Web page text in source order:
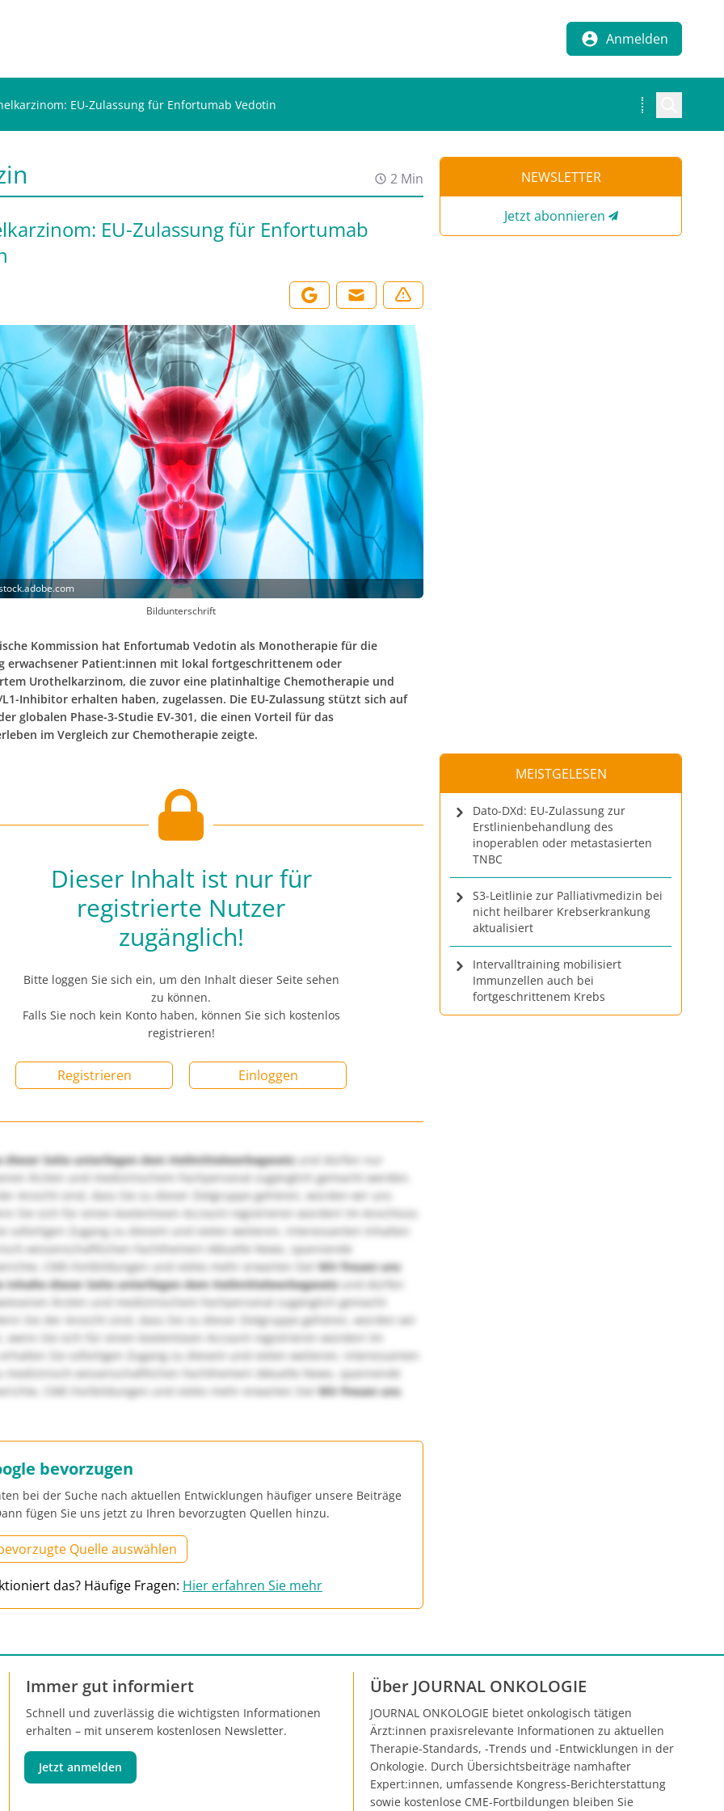
Anmelden
EU-Zulassung für Enfortumab Vedotin
2 Min
EU-Zulassung für Enfortumab
Bildunterschrift
Kommission hat Enfortumab Vedotin als Monotherapie für die
erwachsener Patient:innen mit lokal fortgeschrittenem oder
Urothelkarzinom, die zuvor eine platinhaltige Chemotherapie und
Inhibitor erhalten haben, zugelassen. Die EU-Zulassung stützt sich auf
globalen Phase-3-Studie EV-301, die einen Vorteil für das
im Vergleich zur Chemotherapie zeigte.
Dieser Inhalt ist nur für
registrierte Nutzer
zugänglich!
Bitte loggen Sie sich ein, um den Inhalt dieser Seite sehen
zu können.
Falls Sie noch kein Konto haben, können Sie sich kostenlos
registrieren!
Registrieren Einloggen
dieser Seite unterliegen dem Heilmittelwerbegesetzund dürfen nur
Ärzten und medizinischem Fachpersonal zugänglich gemacht werden.
Ansicht sind, dass Sie zu dieser Zielgruppe gehören, würden wir uns
Sie sich für einen kostenlosen Account registrieren würden! Im Anschluss
sofortigen Zugang zu diesem und vielen weiteren, interessanten Inhalten
wissenschaftlichen Fachthemen! Aktuelle News, spannende
CME-Fortbildungen und vieles mehr erwarten Sie!Wir freuen uns
Inhalte dieser Seite unterliegen dem Heilmittelwerbegesetzund dürfen
Ärzten und medizinischem Fachpersonal zugänglich gemacht
Sie der Ansicht sind, dass Sie zu dieser Zielgruppe gehören, würden wir
wenn Sie sich für einen kostenlosen Account registrieren würden! Im
Sie sofortigen Zugang zu diesem und vielen weiteren, interessanten
medizinisch-wissenschaftlichen Fachthemen! Aktuelle News, spannende
CME-Fortbildungen und vieles mehr erwarten Sie! Wir freuen uns
bevorzugen
bei der Suche nach aktuellen Entwicklungen häufiger unsere Beiträge
fügen Sie uns jetzt zu Ihren bevorzugten Quellen hinzu.
Quelle auswählen
das? Häufige Fragen: Hier erfahren Sie mehr
NEWSLETTER
Jetzt abonnieren
MEISTGELESEN
Dato-DXd: EU-Zulassung zur
Erstlinienbehandlung des
inoperablen oder metastasierten
TNBC
S3-Leitlinie zur Palliativmedizin bei
nicht heilbarer Krebserkrankung
aktualisiert
Intervalltraining mobilisiert
Immunzellen auch bei
fortgeschrittenem Krebs
Immer gut informiert
Schnell und zuverlässig die wichtigsten Informationen
erhalten – mit unserem kostenlosen Newsletter.
Jetzt anmelden
Über JOURNAL ONKOLOGIE
JOURNAL ONKOLOGIE bietet onkologisch tätigen
Ärzt:innen praxisrelevante Informationen zu aktuellen
Therapie-Standards, -Trends und -Entwicklungen in der
Onkologie. Durch Übersichtsbeiträge namhafter
Expert:innen, umfassende Kongress-Berichterstattung
sowie kostenlose CME-Fortbildungen bleiben Sie